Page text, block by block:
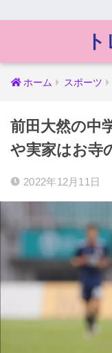
ホーム スポーツ
前田大然の中
や実家はお寺
2022年12月11日